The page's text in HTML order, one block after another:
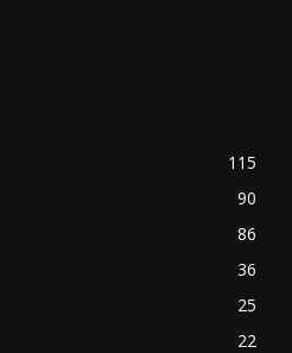
115
90
86
36
25
22